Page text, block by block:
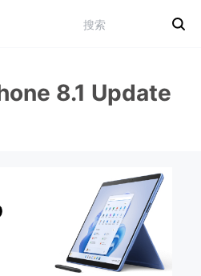
8.1 Update